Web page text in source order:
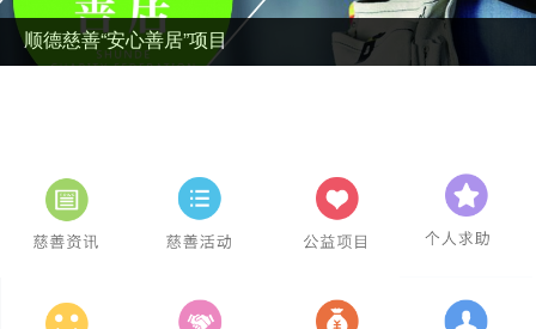
顺德慈善“安心善居”项目